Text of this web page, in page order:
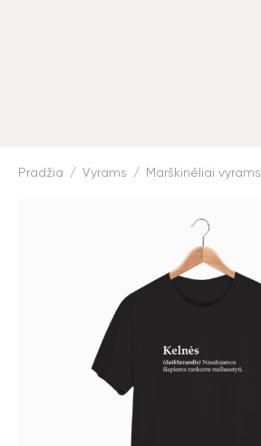
Pradžia / Vyrams / Marškinėliai vyrams